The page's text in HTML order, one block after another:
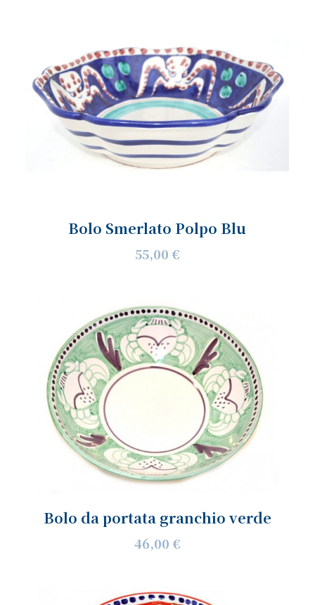
Bolo Smerlato Polpo Blu
55,00 €
Bolo da portata granchio verde
46,00 €